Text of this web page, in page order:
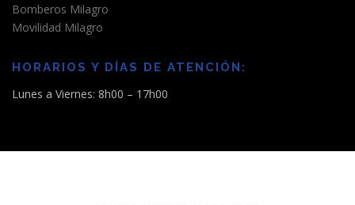
Bomberos Milagro
Movilidad Milagro
HORARIOS Y DÍAS DE ATENCIÓN:
Lunes a Viernes: 8h00 – 17h00